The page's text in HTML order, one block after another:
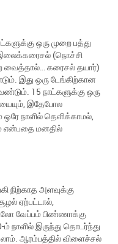
ஒரு முறை பத்து
இலைக்கரைசல் (நொச்சி
வைத்தால்… கரைசல் தயார்)
இது ஒரு டேங்கிற்கான
15 நாட்களுக்கு ஒரு
இதேபோல
நாளில் தெளிக்காமல்,
என்பதை மனதில்
நிற்காத அளவுக்கு
ஏற்பட்டால்,
வேப்பம் பிண்ணாக்கு
நாளில் இருந்து தொடர்ந்து
ஆரம்பத்தில் விளைச்சல்